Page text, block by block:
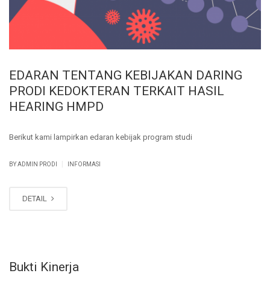
EDARAN TENTANG KEBIJAKAN DARING
PRODI KEDOKTERAN TERKAIT HASIL
HEARING HMPD
Berikut kami lampirkan edaran kebijak program studi
BY ADMIN PRODI INFORMASI
DETAIL
Bukti Kinerja